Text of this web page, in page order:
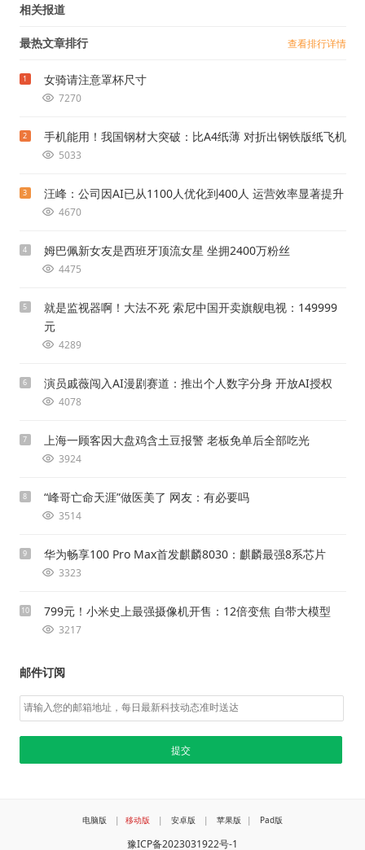
相关报道
最热文章排行 查看排行详情
1 女骑请注意罩杯尺寸
7270
2 手机能用！我国钢材大突破：比A4纸薄 对折出钢铁版纸飞机
5033
3 汪峰：公司因AI已从1100人优化到400人 运营效率显著提升
4670
4 姆巴佩新女友是西班牙顶流女星 坐拥2400万粉丝
4475
5
就是监视器啊！大法不死 索尼中国开卖旗舰电视：149999
元
4289
6 演员戚薇闯入AI漫剧赛道：推出个人数字分身 开放AI授权
4078
7 上海一顾客因大盘鸡含土豆报警 老板免单后全部吃光
3924
8 “峰哥亡命天涯”做医美了 网友：有必要吗
3514
9 华为畅享100 Pro Max首发麒麟8030：麒麟最强8系芯片
3323
10 799元！小米史上最强摄像机开售：12倍变焦 自带大模型
3217
邮件订阅
电脑版 | 移动版 | 安卓版 | 苹果版 | Pad版
豫ICP备2023031922号-1